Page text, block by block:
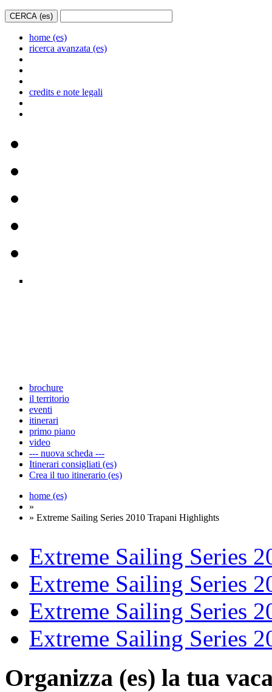
home (es)
ricerca avanzata (es)
credits e note legali
brochure
il territorio
eventi
itinerari
primo piano
video
--- nuova scheda ---
Itinerari consigliati (es)
Crea il tuo itinerario (es)
home (es)
»
» Extreme Sailing Series 2010 Trapani Highlights
Extreme Sailing Series
Extreme Sailing Series
Extreme Sailing Series
Extreme Sailing Series
Organizza (es) la tua